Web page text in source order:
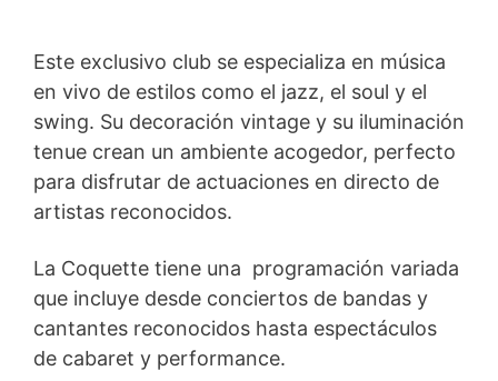
Este exclusivo club se especializa en música
en vivo de estilos como el jazz, el soul y el
swing. Su decoración vintage y su iluminación
tenue crean un ambiente acogedor, perfecto
para disfrutar de actuaciones en directo de
artistas reconocidos.
La Coquette tiene una programación variada
que incluye desde conciertos de bandas y
cantantes reconocidos hasta espectáculos
de cabaret y performance.